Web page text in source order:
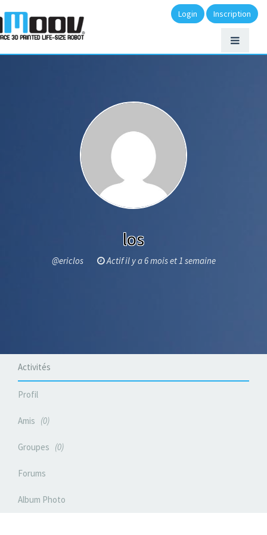
Login Inscription
los
@ericlos Actif il y a 6 mois et 1 semaine
Activités
Profil
Amis 0
Groupes 0
Forums
Album Photo